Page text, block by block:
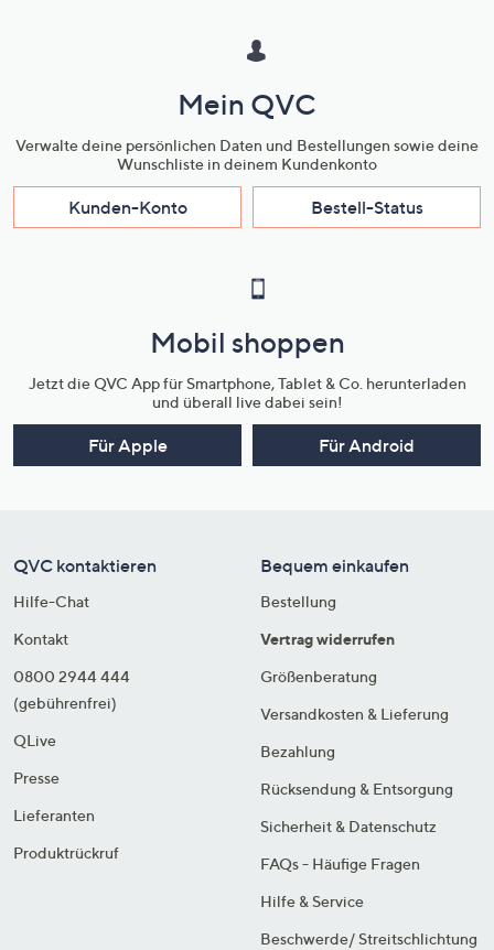
Mein QVC
Verwalte deine persönlichen Daten und Bestellungen sowie deine
Wunschliste in deinem Kundenkonto
Kunden-Konto Bestell-Status
Mobil shoppen
Jetzt die QVC App für Smartphone, Tablet & Co. herunterladen
und überall live dabei sein!
Für Apple Für Android
QVC kontaktieren
Hilfe-Chat
Kontakt
0800 2944 444
(gebührenfrei)
QLive
Presse
Lieferanten
Produktrückruf
Bequem einkaufen
Bestellung
Vertrag widerrufen
Größenberatung
Versandkosten & Lieferung
Bezahlung
Rücksendung & Entsorgung
Sicherheit & Datenschutz
FAQs - Häufige Fragen
Hilfe & Service
Beschwerde/ Streitschlichtung